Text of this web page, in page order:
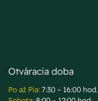
Otváracia doba
Po až Pia: 7:30 – 16:00 hod.